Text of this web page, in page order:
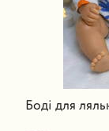
Боді для